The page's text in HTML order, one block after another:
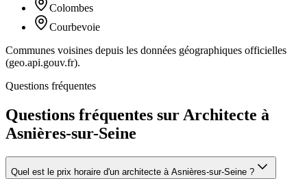
Colombes
Courbevoie
Communes voisines depuis les données géographiques officielles
(geo.api.gouv.fr).
Questions fréquentes
Questions fréquentes sur Architecte à
Asnières-sur-Seine
Quel est le prix horaire d'un architecte à Asnières-sur-Seine ?